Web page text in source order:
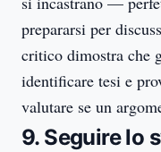
prepararsi per
critico dimostra che
identificare tesi e
valutare se un
9. Seguire lo